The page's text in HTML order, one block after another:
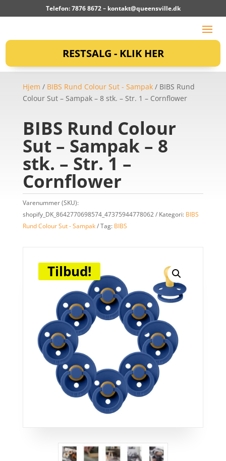
Telefon: 7876 8672 – kontakt@queensville.dk
RESTSALG - KLIK HER
Hjem / BIBS Rund Colour Sut - Sampak/ BIBS Rund
Colour Sut – Sampak – 8 stk. – Str. 1 – Cornflower
BIBS Rund Colour
Sut – Sampak – 8
stk. – Str. 1 –
Cornflower
Varenummer (SKU):
shopify_DK_8642770698574_47375944778062
Kategori: BIBS
Rund Colour Sut - Sampak
Tag: BIBS
Tilbud!